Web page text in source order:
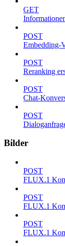
GET
POST
Embedding-
POST
Reranking
POST
Chat-
POST
Bilder
POST
FLUX.1
POST
FLUX.1
POST
FLUX.1